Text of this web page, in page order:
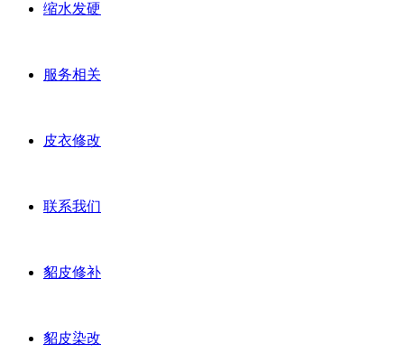
缩水发硬
服务相关
皮衣修改
联系我们
貂皮修补
貂皮染改